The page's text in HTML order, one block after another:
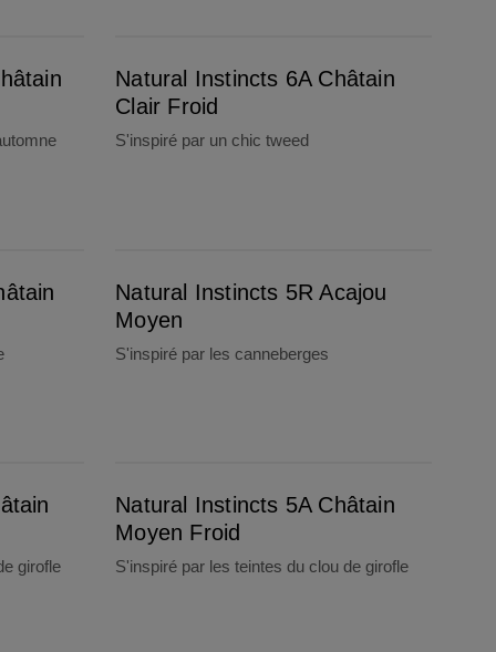
Natural Instincts 6A Châtain
Clair Froid
S'inspiré par un chic tweed
Natural Instincts 5R Acajou
Moyen
S'inspiré par les canneberges
girofle
Natural Instincts 5A Châtain
Moyen Froid
S'inspiré par les teintes du clou de girofle